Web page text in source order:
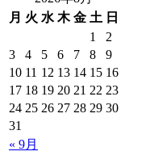
月 火 水 木 金 土 日
« 9月
1
2
3
4 5 6 7 8
9
10 11 12 13 14 15 16
17 18 19 20 21 22 23
24 25 26 27 28 29 30
31